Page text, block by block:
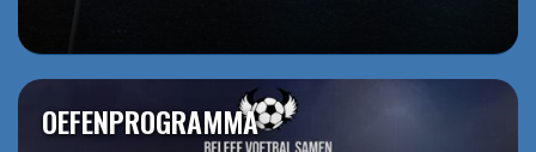
OEFENPROGRAMMA